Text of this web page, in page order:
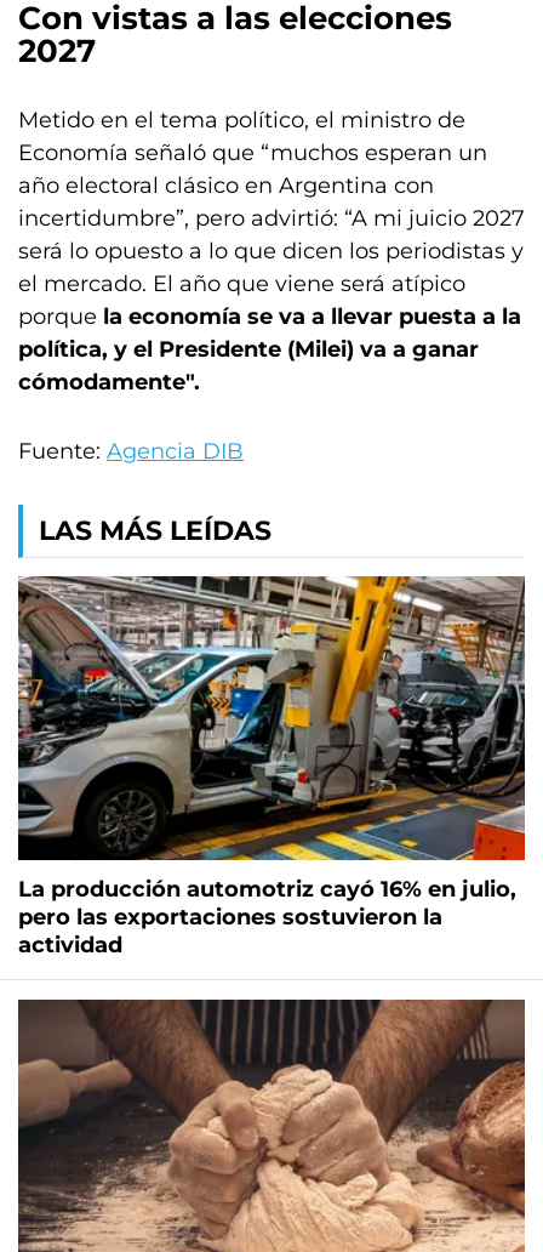
Con vistas a las elecciones
2027
Metido en el tema político, el ministro de
Economía señaló que “muchos esperan un
año electoral clásico en Argentina con
incertidumbre”, pero advirtió: “A mi juicio 2027
será lo opuesto a lo que dicen los periodistas y
el mercado. El año que viene será atípico
porque la economía se va a llevar puesta a la
política, y el Presidente (Milei) va a ganar
cómodamente".
Fuente: Agencia DIB
LAS MÁS LEÍDAS
La producción automotriz cayó 16% en julio,
pero las exportaciones sostuvieron la
actividad